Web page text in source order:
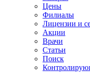
Цены
Филиалы
Лицензии и
Акции
Врачи
Статьи
Поиск